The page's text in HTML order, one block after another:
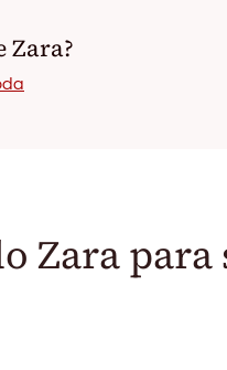
Zara?
Zara